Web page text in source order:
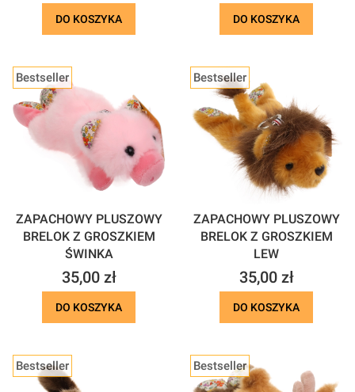
DO KOSZYKA DO KOSZYKA
Bestseller
ZAPACHOWY PLUSZOWY
BRELOK Z GROSZKIEM
ŚWINKA
Cena
35,00 zł
DO KOSZYKA
Bestseller
ZAPACHOWY PLUSZOWY
BRELOK Z GROSZKIEM
LEW
Cena
35,00 zł
DO KOSZYKA
Bestseller Bestseller